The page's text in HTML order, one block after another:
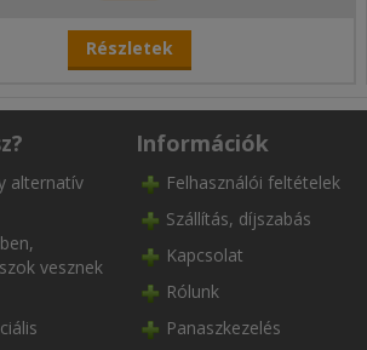
Részletek
alternatív
vesznek
Információk
Felhasználói feltételek
Szállítás, díjszabás
Kapcsolat
Rólunk
Panaszkezelés